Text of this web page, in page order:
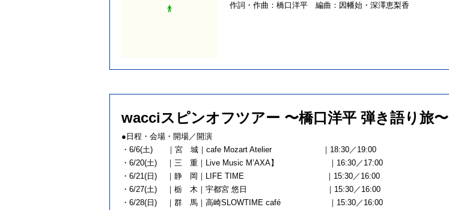
作詞・作曲：橋口洋平 編曲：因幡始・深澤恵梨香
wacciスピンオフツアー 〜橋口洋平 弾き語り旅〜
●日程・会場・開場／開演
・6/6(土) ｜宮 城｜cafe Mozart Atelier ｜18:30／19:00
・6/20(土) ｜三 重｜Live Music M’AXA】 ｜16:30／17:00
・6/21(日) ｜静 岡｜LIFE TIME ｜15:30／16:00
・6/27(土) ｜栃 木｜宇都宮 悠日 ｜15:30／16:00
・6/28(日) ｜群 馬｜高崎SLOWTIME café ｜15:30／16:00